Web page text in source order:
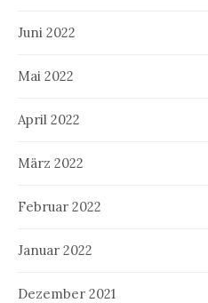
Juni 2022
Mai 2022
April 2022
März 2022
Februar 2022
Januar 2022
Dezember 2021